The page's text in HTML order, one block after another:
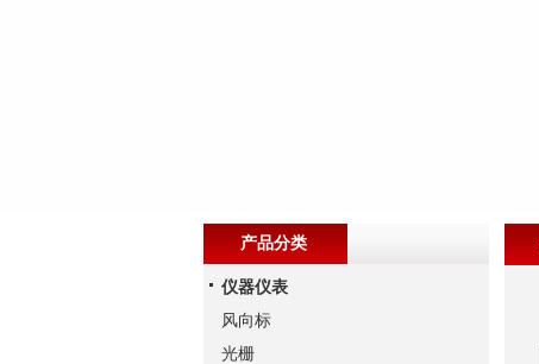
产品分类
仪器仪表
风向标
光栅